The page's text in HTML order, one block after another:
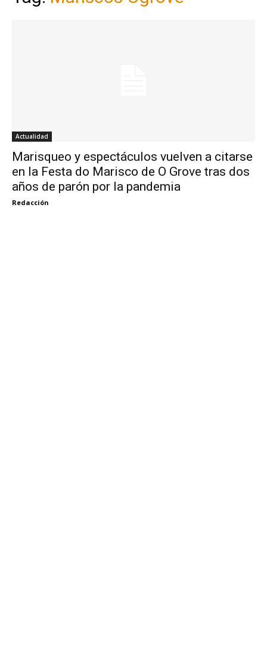
Actualidad
Marisqueo y espectáculos vuelven a citarse
en la Festa do Marisco de O Grove tras dos
años de parón por la pandemia
Redacción